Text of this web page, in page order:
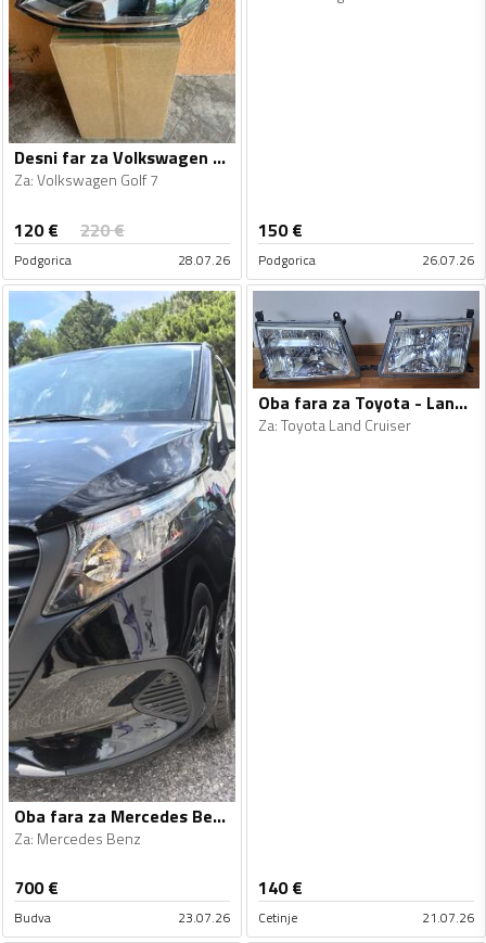
Desni far za Volkswagen - Golf 7
Za:Volkswagen Golf 7
120€ 220€
Podgorica 28.07.26
150€
Podgorica 26.07.26
Oba fara za Mercedes Benz - 2024
Za: Mercedes Benz
700€
Budva 23.07.26
Oba fara za Toyota - Land Cruiser - 1999
Za:Toyota Land Cruiser
140€
Cetinje 21.07.26